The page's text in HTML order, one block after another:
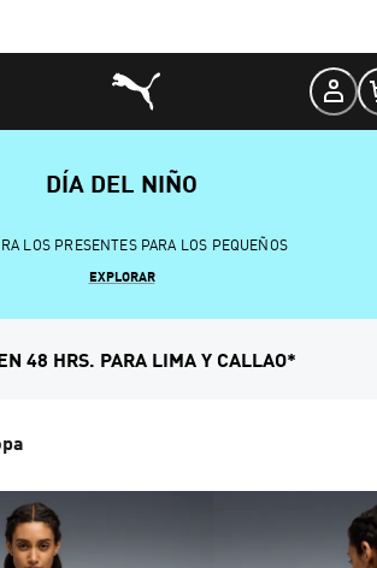
DÍA DEL NIÑO
LOS PRESENTES PARA LOS PEQUEÑOS
EXPLORAR
48 HRS. PARA LIMA Y CALLAO*